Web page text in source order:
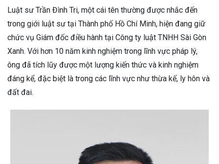
Luật sư Trần Đình Tri, một cái tên thường được nhắc đến
trong giới luật sư tại Thành phố Hồ Chí Minh, hiện đang giữ
chức vụ Giám đốc điều hành tại Công ty luật TNHH Sài Gòn
Xanh. Với hơn 10 năm kinh nghiệm trong lĩnh vực pháp lý,
ông đã tích lũy được một lượng kiến thức và kinh nghiệm
đáng kể, đặc biệt là trong các lĩnh vực như thừa kế, ly hôn và
đất đai.